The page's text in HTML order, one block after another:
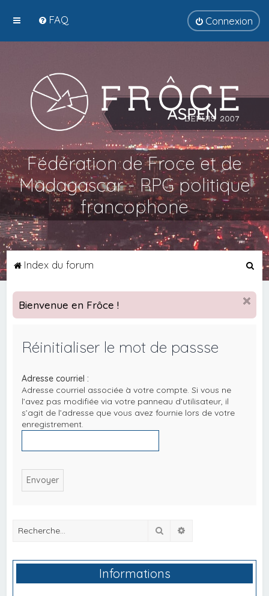
FAQ Connexion
Fédération de Froce et de
Madagascar - RPG politique
francophone
Index du forum
c
h
Bienvenue en Frôce !
Réinitialiser le mot de passse
Adresse courriel :
Adresse courriel associée à votre compte. Si vous ne
l’avez pas modifiée via votre panneau d’utilisateur, il
s’agit de l’adresse que vous avez fournie lors de votre
enregistrement.
Rechercher
Informations